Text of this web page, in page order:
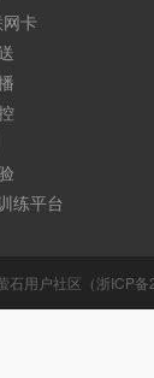
卡
练平台
石用户社区（浙ICP备